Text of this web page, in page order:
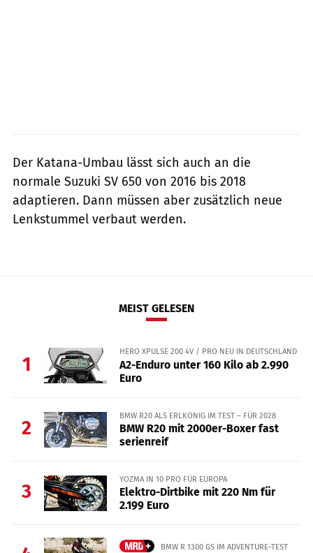
Der Katana-Umbau lässt sich auch an die
normale Suzuki SV 650 von 2016 bis 2018
adaptieren. Dann müssen aber zusätzlich neue
Lenkstummel verbaut werden.
MEIST GELESEN
1
HERO XPULSE 200 4V / PRO NEU IN DEUTSCHLAND
A2-Enduro unter 160 Kilo ab 2.990
Euro
2
BMW R20 ALS ERLKÖNIG IM TEST – FÜR 2028
BMW R20 mit 2000er-Boxer fast
serienreif
3
YOZMA IN 10 PRO FÜR EUROPA
Elektro-Dirtbike mit 220 Nm für
2.199 Euro
BMW R 1300 GS IM ADVENTURE-TEST